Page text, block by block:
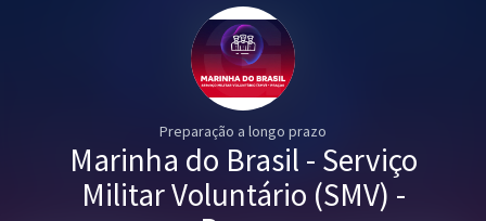
Graduação
Preparação a longo prazo
Marinha do Brasil - Serviço
Militar Voluntário (SMV) -